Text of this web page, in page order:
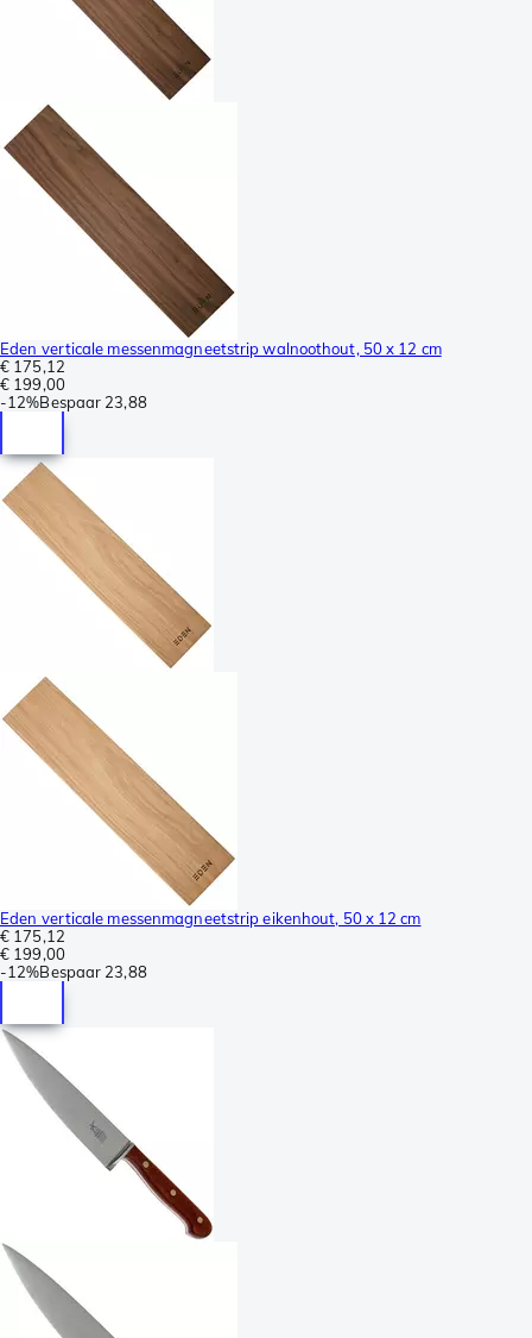
Eden verticale messenmagneetstrip walnoothout, 50 x 12 cm
€ 175,12
€ 199,00
-12%Bespaar 23,88
Eden verticale messenmagneetstrip eikenhout, 50 x 12 cm
€ 175,12
€ 199,00
-12%Bespaar 23,88